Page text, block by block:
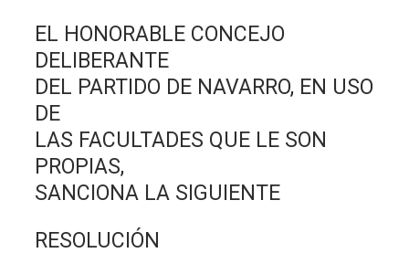
EL HONORABLE CONCEJO
DELIBERANTE
DEL PARTIDO DE NAVARRO, EN USO
DE
LAS FACULTADES QUE LE SON
PROPIAS,
SANCIONA LA SIGUIENTE
RESOLUCIÓN